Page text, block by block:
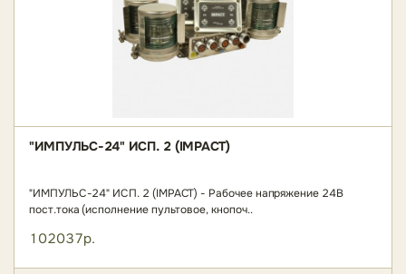
"ИМПУЛЬС-24" ИСП. 2 (IMPACT)
"ИМПУЛЬС-24" ИСП. 2 (IMPACT) - Рабочее напряжение 24В
пост.тока (исполнение пультовое, кнопоч..
102037р.